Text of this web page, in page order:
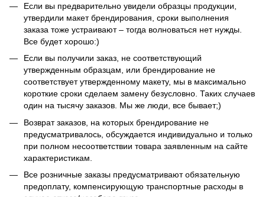
Если вы предварительно увидели образцы продукции,
утвердили макет брендирования, сроки выполнения
заказа тоже устраивают – тогда волноваться нет нужды.
Все будет хорошо:)
Если вы получили заказ, не соответствующий
утвержденным образцам, или брендирование не
соответствует утвержденному макету, мы в максимально
короткие сроки сделаем замену безусловно. Таких случаев
один на тысячу заказов. Мы же люди, все бывает;)
Возврат заказов, на которых брендирование не
предусматривалось, обсуждается индивидуально и только
при полном несоответствии товара заявленным на сайте
характеристикам.
Все розничные заказы предусматривают обязательную
предоплату, компенсирующую транспортные расходы в